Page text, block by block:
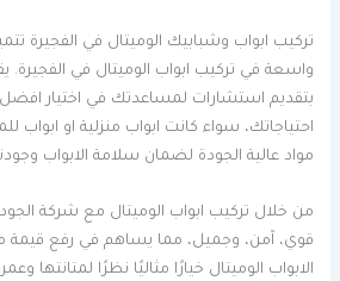
تركيب ابواب وشبابيك الوميتال في الفجيرة
واسعة في تركيب ابواب الوميتال في الفجيرة.
بتقديم استشارات لمساعدتك في اختيار افضل
احتياجاتك، سواء كانت ابواب منزلية او ابواب
مواد عالية الجودة لضمان سلامة الابواب
من خلال تركيب ابواب الوميتال مع شركة
قوي، آمن، وجميل، مما يساهم في رفع قيمة
الابواب الوميتال خيارًا مثاليًا نظرًا لمتانتها